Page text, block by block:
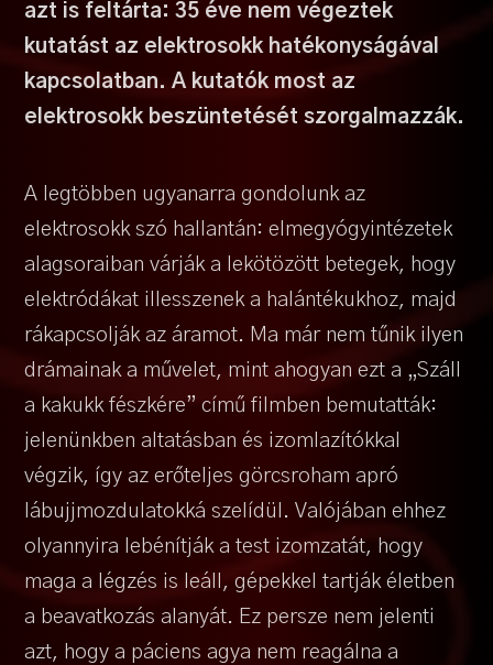
azt is feltárta: 35 éve nem végeztek
kutatást az elektrosokk hatékonyságával
kapcsolatban. A kutatók most az
elektrosokk beszüntetését szorgalmazzák.
A legtöbben ugyanarra gondolunk az
elektrosokk szó hallantán: elmegyógyintézetek
alagsoraiban várják a lekötözött betegek, hogy
elektródákat illesszenek a halántékukhoz, majd
rákapcsolják az áramot. Ma már nem tűnik ilyen
drámainak a művelet, mint ahogyan ezt a „Száll
a kakukk fészkére” című filmben bemutatták:
jelenünkben altatásban és izomlazítókkal
végzik, így az erőteljes görcsroham apró
lábujjmozdulatokká szelídül. Valójában ehhez
olyannyira lebénítják a test izomzatát, hogy
maga a légzés is leáll, gépekkel tartják életben
a beavatkozás alanyát. Ez persze nem jelenti
azt, hogy a páciens agya nem reagálna a